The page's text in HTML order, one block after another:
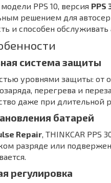
PPS 10, версия PPS
решением для
и способен
система защиты
уровнями защиты: от
перегрева и
даже при длительной
батарей
Repair, THINKCAR PPS
разряде или
регулировка